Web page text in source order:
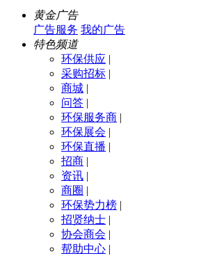
黄金广告
广告服务 我的广告
特色频道
环保供应 |
采购招标 |
商城 |
问答 |
环保服务商 |
环保展会 |
环保直播 |
招商 |
资讯 |
商圈 |
环保势力榜 |
招贤纳士 |
协会商会 |
帮助中心 |